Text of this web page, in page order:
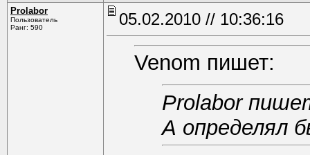
Prolabor
Пользователь
Ранг: 590
05.02.2010 // 10:36:16
Venom пишет:
Prolabor
А определял